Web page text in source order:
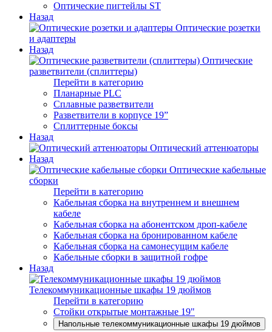
Оптические пигтейлы ST
Назад
Оптические розетки
и адаптеры
Назад
Оптические
разветвители (сплиттеры)
Перейти в категорию
Планарные PLC
Сплавные разветвители
Разветвители в корпусе 19”
Сплиттерные боксы
Назад
Оптический аттенюаторы
Назад
Оптические кабельные
сборки
Перейти в категорию
Кабельная сборка на внутреннем и внешнем
кабеле
Кабельная сборка на абонентском дроп-кабеле
Кабельная сборка на бронированном кабеле
Кабельная сборка на самонесущим кабеле
Кабельные сборки в защитной гофре
Назад
Телекоммуникационные шкафы 19 дюймов
Перейти в категорию
Стойки открытые монтажные 19"
Напольные телекоммуникационные шкафы 19 дюймов